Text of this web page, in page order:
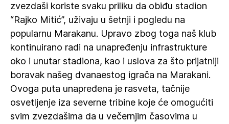
zvezdaši koriste svaku priliku da obiđu stadion
“Rajko Mitić”, uživaju u šetnji i pogledu na
popularnu Marakanu. Upravo zbog toga naš klub
kontinuirano radi na unapređenju infrastrukture
oko i unutar stadiona, kao i uslova za što prijatniji
boravak našeg dvanaestog igrača na Marakani.
Ovoga puta unapređena je rasveta, tačnije
osvetljenje iza severne tribine koje će omogućiti
svim zvezdašima da u večernjim časovima u